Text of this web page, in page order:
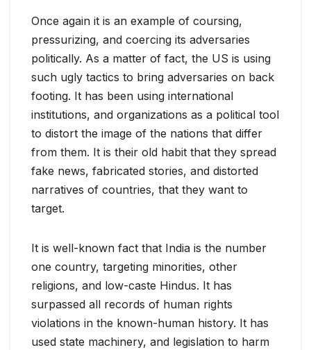
Once again it is an example of coursing,
pressurizing, and coercing its adversaries
politically. As a matter of fact, the US is using
such ugly tactics to bring adversaries on back
footing. It has been using international
institutions, and organizations as a political tool
to distort the image of the nations that differ
from them. It is their old habit that they spread
fake news, fabricated stories, and distorted
narratives of countries, that they want to
target.
It is well-known fact that India is the number
one country, targeting minorities, other
religions, and low-caste Hindus. It has
surpassed all records of human rights
violations in the known-human history. It has
used state machinery, and legislation to harm